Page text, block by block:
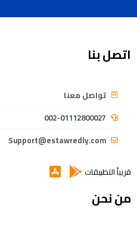
اتصل بنا
تواصل معنا
002-01112800027
Support@estawredly.com
قريباً التطبيقات
من نحن